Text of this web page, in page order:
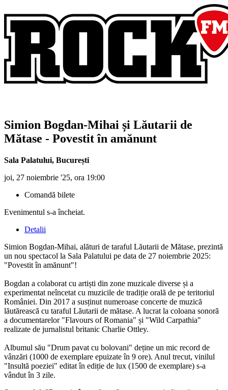
Simion Bogdan-Mihai și Lăutarii de
Mătase - Povestit în amănunt
Sala Palatului, București
joi, 27 noiembrie '25, ora 19:00
Comandă bilete
Evenimentul s-a încheiat.
Detalii
Simion Bogdan-Mihai, alături de taraful Lăutarii de Mătase, prezintă
un nou spectacol la Sala Palatului pe data de 27 noiembrie 2025:
"Povestit în amănunt"!
Bogdan a colaborat cu artiști din zone muzicale diverse și a
experimentat neîncetat cu muzicile de tradiție orală de pe teritoriul
României. Din 2017 a susținut numeroase concerte de muzică
lăutărească cu taraful Lăutarii de mătase. A lucrat la coloana sonoră
a documentarelor "Flavours of Romania" și "Wild Carpathia"
realizate de jurnalistul britanic Charlie Ottley.
Albumul său "Drum pavat cu bolovani" deține un mic record de
vânzări (1000 de exemplare epuizate în 9 ore). Anul trecut, vinilul
"Insultă poeziei" editat în ediție de lux (1500 de exemplare) s-a
vândut în 3 zile.